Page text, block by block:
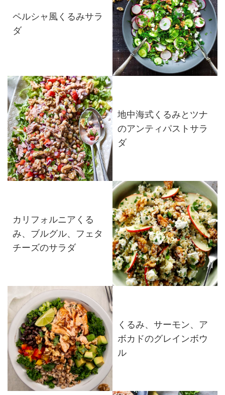
ペルシャ風くるみサラ
ダ
地中海式くるみとツナ
のアンティパストサラ
ダ
カリフォルニアくる
み、ブルグル、フェタ
チーズのサラダ
くるみ、サーモン、ア
ボカドのグレインボウ
ル